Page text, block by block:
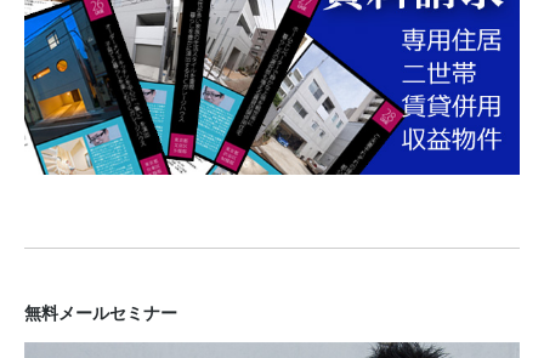
無料メールセミナー